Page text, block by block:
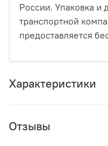
России. Упаковка и
транспортной
предоставляется
Характеристики
Отзывы